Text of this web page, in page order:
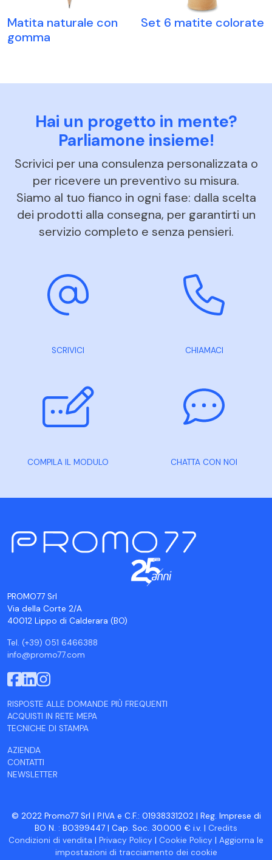
Matita naturale con
gomma
Set 6 matite colorate
Hai un progetto in mente?
Parliamone insieme!
Scrivici per una consulenza personalizzata o
per ricevere un preventivo su misura.
Siamo al tuo fianco in ogni fase: dalla scelta
dei prodotti alla consegna, per garantirti un
servizio completo e senza pensieri.
SCRIVICI CHIAMACI
COMPILA IL MODULO CHATTA CON NOI
PROMO77 Srl
Via della Corte 2/A
40012 Lippo di Calderara (BO)
Tel. (+39) 051 6466388
info@promo77.com
RISPOSTE ALLE DOMANDE PIÙ FREQUENTI
ACQUISTI IN RETE MEPA
TECNICHE DI STAMPA
AZIENDA
CONTATTI
NEWSLETTER
© 2022 Promo77 Srl | P.IVA e C.F.: 01938331202 | Reg. Imprese di
BO N. : BO399447 | Cap. Soc. 30.000 € i.v. | Credits
Condizioni di vendita | Privacy Policy | Cookie Policy | Aggiorna le
impostazioni di tracciamento dei cookie